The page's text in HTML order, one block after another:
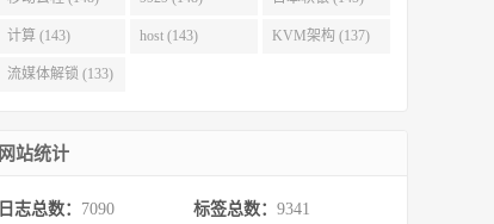
计算 (143) host (143) KVM架构 (137)
流媒体解锁 (133)
网站统计
日志总数： 7090 标签总数： 9341